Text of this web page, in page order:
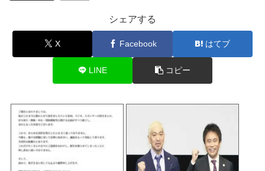
シェアする
X Facebook はてブ
LINE コピー